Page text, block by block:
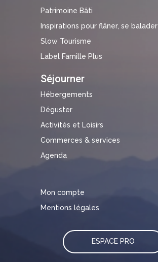
Patrimoine Bâti
Inspirations pour flâner, se balader
Slow Tourisme
Label Famille Plus
Séjourner
Hébergements
Déguster
Activités et Loisirs
Commerces & services
Agenda
Mon compte
Mentions légales
ESPACE PRO